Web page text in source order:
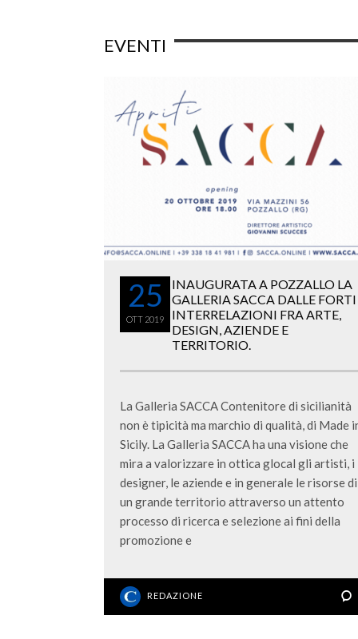
EVENTI
25
OTT 2019
INAUGURATA A POZZALLO LA
GALLERIA SACCA DALLE FORTI
INTERRELAZIONI FRA ARTE,
DESIGN, AZIENDE E
TERRITORIO.
La Galleria SACCA Contenitore di sicilianità
non è tipicità ma marchio di qualità, di Made
Sicily. La Galleria SACCA ha una visione che
mira a valorizzare in ottica glocal gli artisti, i
designer, le aziende e in generale le risorse di
un grande territorio attraverso un attento
processo di ricerca e selezione ai fini della
promozione e
REDAZIONE